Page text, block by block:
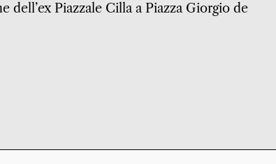
dell’ex Piazzale Cilla a Piazza Giorgio de